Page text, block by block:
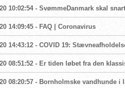
10:02:54 - SvømmeDanmark skal
14:09:45 - FAQ | Coronavirus
14:43:12 - COVID 19:
08:51:52 - Er tiden løbet fra den
08:20:57 - Bornholmske